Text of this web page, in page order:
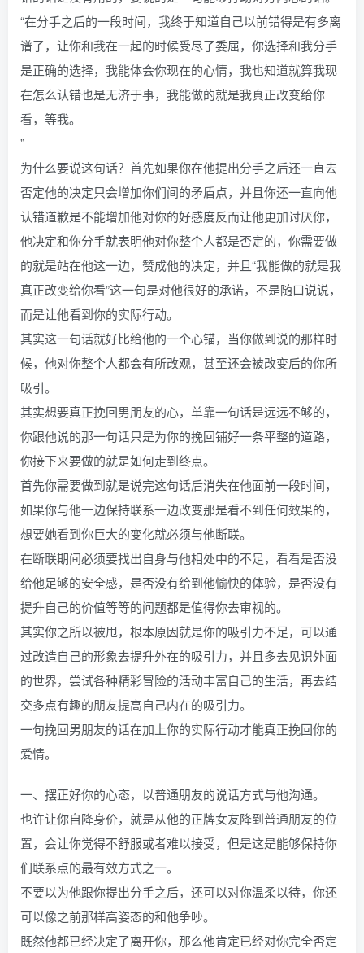
“在分手之后的一段时间，我终于知道自己以前错得是有多离
谱了，让你和我在一起的时候受尽了委屈，你选择和我分手
是正确的选择，我能体会你现在的心情，我也知道就算我现
在怎么认错也是无济于事，我能做的就是我真正改变给你
看，等我。
”
为什么要说这句话？首先如果你在他提出分手之后还一直去
否定他的决定只会增加你们间的矛盾点，并且你还一直向他
认错道歉是不能增加他对你的好感度反而让他更加讨厌你，
他决定和你分手就表明他对你整个人都是否定的，你需要做
的就是站在他这一边，赞成他的决定，并且“我能做的就是我
真正改变给你看”这一句是对他很好的承诺，不是随口说说，
而是让他看到你的实际行动。
其实这一句话就好比给他的一个心锚，当你做到说的那样时
候，他对你整个人都会有所改观，甚至还会被改变后的你所
吸引。
其实想要真正挽回男朋友的心，单靠一句话是远远不够的，
你跟他说的那一句话只是为你的挽回铺好一条平整的道路，
你接下来要做的就是如何走到终点。
首先你需要做到就是说完这句话后消失在他面前一段时间，
如果你与他一边保持联系一边改变那是看不到任何效果的，
想要她看到你巨大的变化就必须与他断联。
在断联期间必须要找出自身与他相处中的不足，看看是否没
给他足够的安全感，是否没有给到他愉快的体验，是否没有
提升自己的价值等等的问题都是值得你去审视的。
其实你之所以被甩，根本原因就是你的吸引力不足，可以通
过改造自己的形象去提升外在的吸引力，并且多去见识外面
的世界，尝试各种精彩冒险的活动丰富自己的生活，再去结
交多点有趣的朋友提高自己内在的吸引力。
一句挽回男朋友的话在加上你的实际行动才能真正挽回你的
爱情。
一、摆正好你的心态，以普通朋友的说话方式与他沟通。
也许让你自降身价，就是从他的正牌女友降到普通朋友的位
置，会让你觉得不舒服或者难以接受，但是这是能够保持你
们联系点的最有效方式之一。
不要以为他跟你提出分手之后，还可以对你温柔以待，你还
可以像之前那样高姿态的和他争吵。
既然他都已经决定了离开你，那么他肯定已经对你完全否定